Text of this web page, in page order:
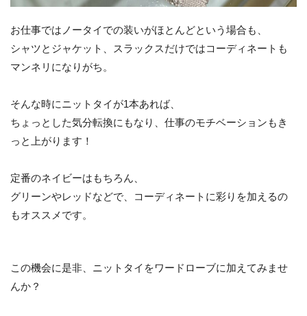
お仕事ではノータイでの装いがほとんどという場合も、
シャツとジャケット、スラックスだけではコーディネートも
マンネリになりがち。
そんな時にニットタイが1本あれば、
ちょっとした気分転換にもなり、仕事のモチベーションもき
っと上がります！
定番のネイビーはもちろん、
グリーンやレッドなどで、コーディネートに彩りを加えるの
もオススメです。
この機会に是非、ニットタイをワードローブに加えてみませ
んか？